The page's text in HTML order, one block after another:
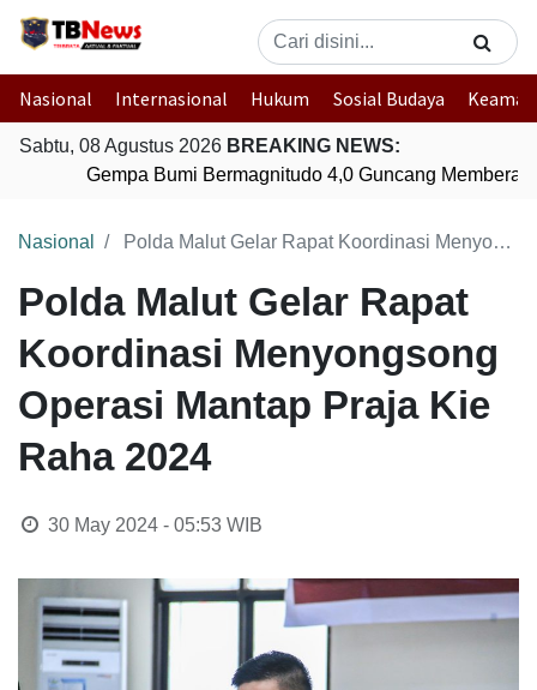
Nasional Internasional Hukum Sosial Budaya
Sabtu, 08 Agustus 2026 BREAKING NEWS:
Gempa Bumi Bermagnitudo 4,0 Guncang
Nasional Polda Malut Gelar Rapat Koordinasi Menyongsong Operasi Mantap Praja Kie Raha 2024
Polda Malut Gelar Rapat
Koordinasi Menyongsong
Operasi Mantap Praja Kie
Raha 2024
30 May 2024 - 05:53WIB